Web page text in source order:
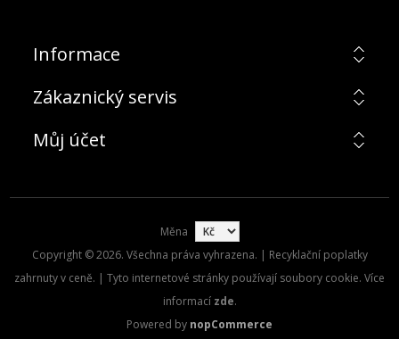
Informace
Zákaznický servis
Můj účet
Měna
Copyright © 2026. Všechna práva vyhrazena. | Recyklační poplatky
zahrnuty v ceně. | Tyto internetové stránky používají soubory cookie. Více
informací zde.
Powered by nopCommerce